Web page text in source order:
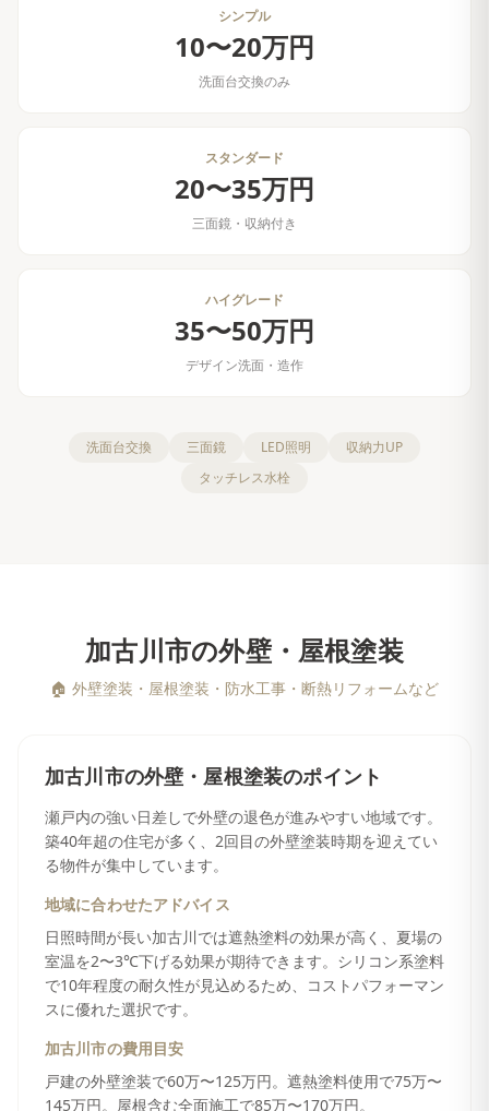
シンプル
10〜20万円
洗面台交換のみ
スタンダード
20〜35万円
三面鏡・収納付き
ハイグレード
35〜50万円
デザイン洗面・造作
洗面台交換 三面鏡 LED照明
収納力UP
タッチレス水栓
加古川市の外壁・屋根塗装
🏠 外壁塗装・屋根塗装・防水工事・断熱リフォームなど
加古川市の外壁・屋根塗装のポイント
瀬戸内の強い日差しで外壁の退色が進みやすい地域です。
築40年超の住宅が多く、2回目の外壁塗装時期を迎えてい
る物件が集中しています。
地域に合わせたアドバイス
日照時間が長い加古川では遮熱塗料の効果が高く、夏場の
室温を2〜3℃下げる効果が期待できます。シリコン系塗料
で10年程度の耐久性が見込めるため、コストパフォーマン
スに優れた選択です。
加古川市の費用目安
戸建の外壁塗装で60万〜125万円。遮熱塗料使用で75万〜
145万円。屋根含む全面施工で85万〜170万円。